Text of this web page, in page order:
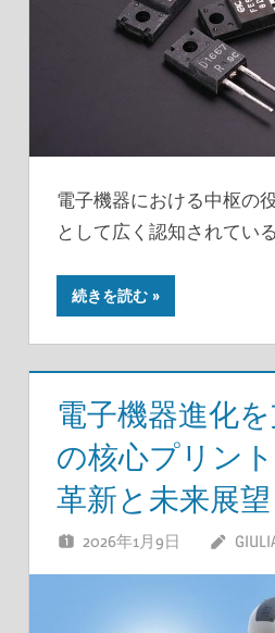
電子機器における中枢の
として広く認知されてい
続きを読む
電子機器進化
の核心プリン
革新と未来展望
2026年1月9日